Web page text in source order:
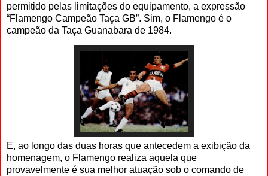
permitido pelas limitações do equipamento, a expressão
“Flamengo Campeão Taça GB”. Sim, o Flamengo é o
campeão da Taça Guanabara de 1984.
E, ao longo das duas horas que antecedem a exibição da
homenagem, o Flamengo realiza aquela que
provavelmente é sua melhor atuação sob o comando de